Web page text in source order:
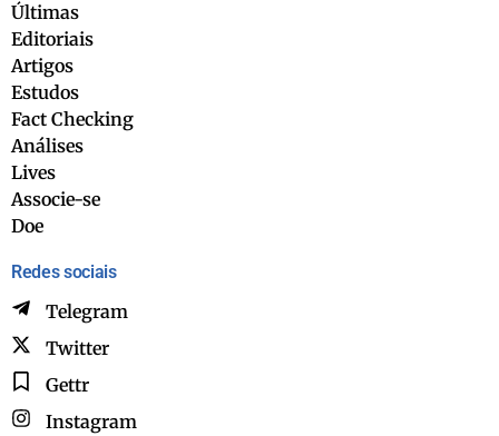
Últimas
Editoriais
Artigos
Estudos
Fact Checking
Análises
Lives
Associe-se
Doe
Redes sociais
Telegram
Twitter
Gettr
Instagram